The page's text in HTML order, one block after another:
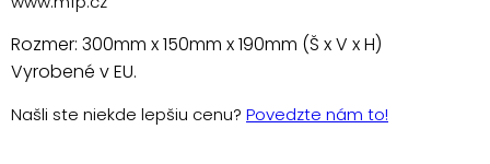
Rozmer: 300mm x 150mm x 190mm (Š x V x H)
Vyrobené v EU.
Našli ste niekde lepšiu cenu? Povedzte nám to!